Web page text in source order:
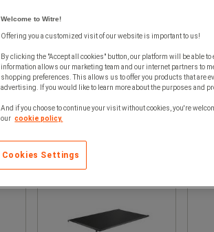
Welcome to Witre!
Offering you a customized visit of our website is important to us!
By clicking the "Accept all cookies" button, our platform will be able
information allows our marketing team and our internet partners to
shopping preferences. This allows us to offer you products that are
advertising. If you would like to learn more about the purposes and
And if you choose to continue your visit without cookies, you're
our cookie policy.
Cookies Settings